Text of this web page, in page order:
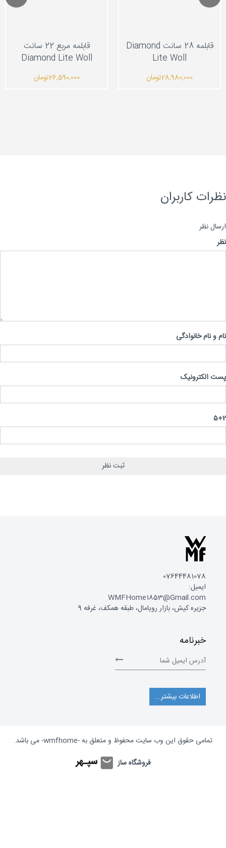
قابلمه مربع 22 سانت
Diamond Lite Woll
26,590,000تومان
قابلمه 28 سانت Diamond
Lite Woll
28,980,000تومان
کاربران
نظر
و نام خانوادگی
الکترونیک
07644481078
ایمیل:
WMFHome1853@Gmail.com
جزیره کیش، بازار رویامال، طبقه همکف، غرفه 9
خبرنامه
اطلاعات بیشتر...
تمامی حقوق این وب سایت محفوظ و متعلق به -wmfhome-
می باشد.
فروشگاه ساز